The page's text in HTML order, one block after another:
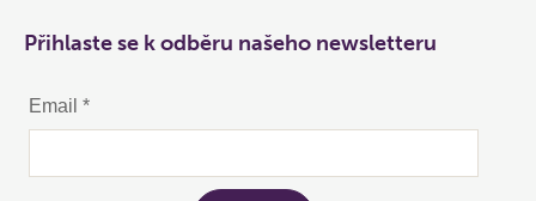
Přihlaste se k odběru našeho newsletteru